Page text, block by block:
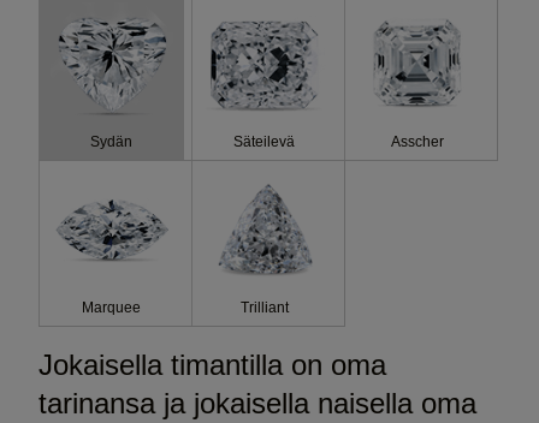
Sydän Säteilevä Asscher
Marquee Trilliant
Jokaisella timantilla on oma
tarinansa ja jokaisella naisella oma